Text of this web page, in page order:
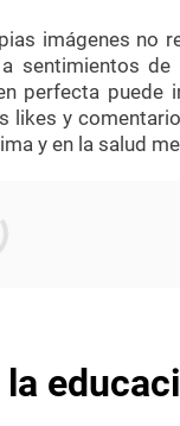
imágenes no
sentimientos
perfecta puede
likes y
y en la salud